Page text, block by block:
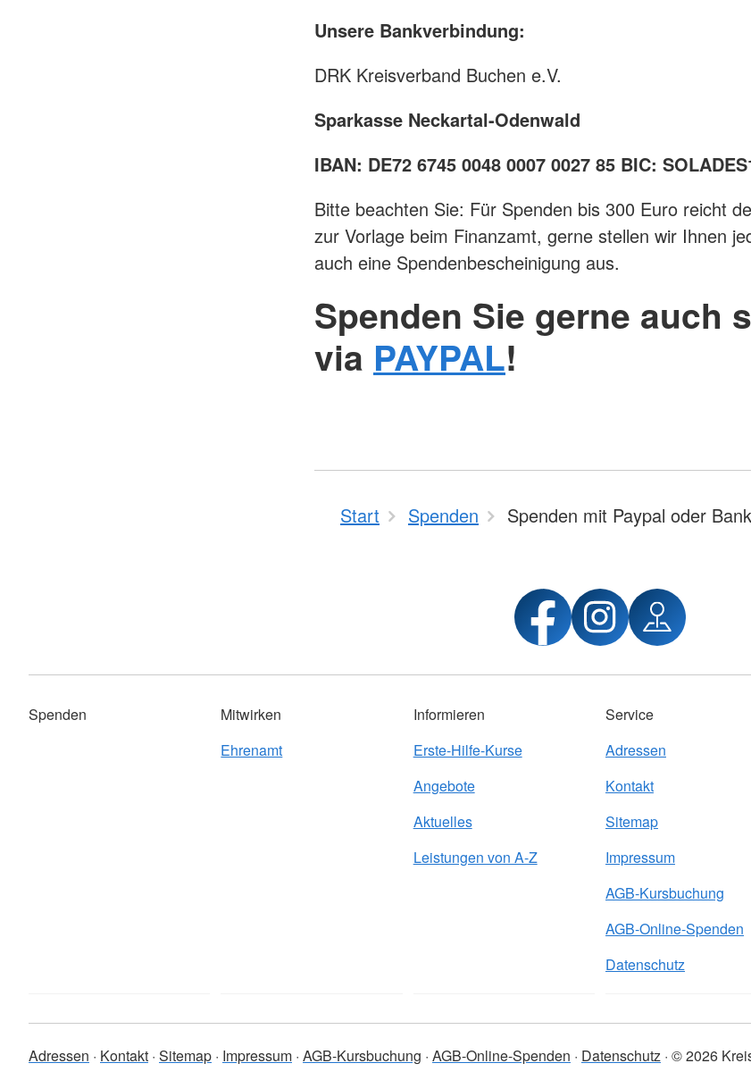
Unsere Bankverbindung:
DRK Kreisverband Buchen e.V.
Sparkasse Neckartal-Odenwald
IBAN: DE72 6745 0048 0007 0027 85 BIC:
Bitte beachten Sie: Für Spenden bis 300 Euro reicht
zur Vorlage beim Finanzamt, gerne stellen wir Ihnen
auch eine Spendenbescheinigung aus.
Spenden Sie gerne auch
via PAYPAL!
Start Spenden Spenden mit Paypal oder
Spenden
Mitwirken
Ehrenamt
Informieren
Erste-Hilfe-Kurse
Angebote
Aktuelles
Leistungen von A-Z
Service
Adressen
Kontakt
Sitemap
Impressum
AGB-Kursbuchung
AGB-Online-Spenden
Datenschutz
Adressen Kontakt Sitemap Impressum AGB-Kursbuchung AGB-Online-Spenden Datenschutz © 2026